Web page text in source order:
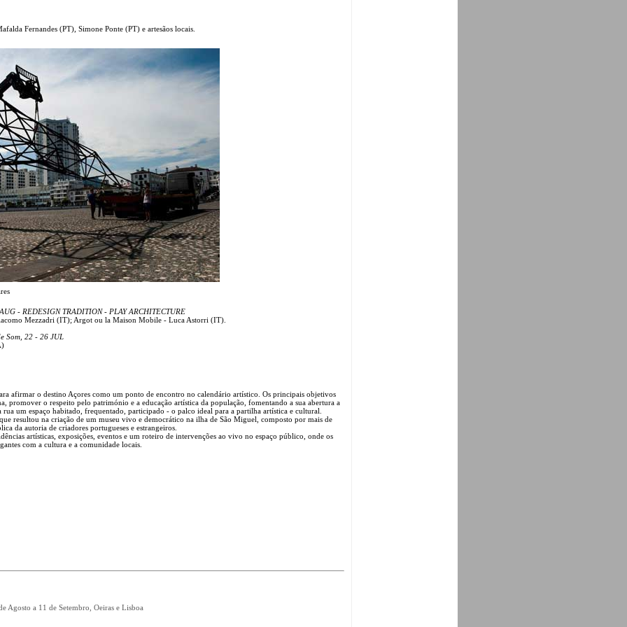
Fernandes (PT), Simone Ponte (PT) e artesãos locais.
- REDESIGN TRADITION - PLAY ARCHITECTURE
Mezzadri (IT); Argot ou la Maison Mobile - Luca Astorri (IT).
Som, 22 - 26 JUL
afirmar o destino Açores como um ponto de encontro no calendário artístico. Os principais objetivos
promover o respeito pelo património e a educação artística da população, fomentando a sua abertura a
rua um espaço habitado, frequentado, participado - o palco ideal para a partilha artística e cultural.
resultou na criação de um museu vivo e democrático na ilha de São Miguel, composto por mais de
da autoria de criadores portugueses e estrangeiros.
artísticas, exposições, eventos e um roteiro de intervenções ao vivo no espaço público, onde os
com a cultura e a comunidade locais.
Agosto a 11 de Setembro, Oeiras e Lisboa